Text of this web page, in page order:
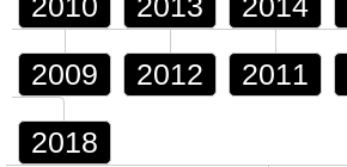
2009 2012 2011
2018